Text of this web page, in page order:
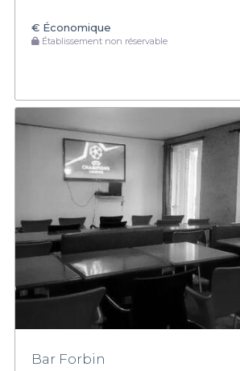
€ Économique
Établissement non réservable
Bar Forbin